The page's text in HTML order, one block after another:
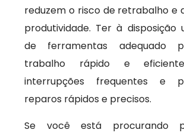
reduzem o risco de retrabalho e
produtividade. Ter à disposição
de ferramentas adequado
trabalho rápido e
interrupções frequentes e
reparos rápidos e precisos.
Se você está procurando